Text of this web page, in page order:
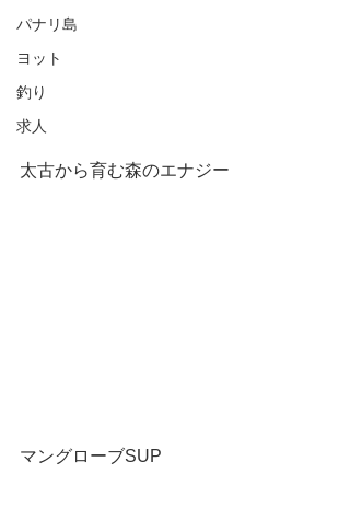
パナリ島
ヨット
釣り
求人
太古から育む森のエナジー
マングローブSUP